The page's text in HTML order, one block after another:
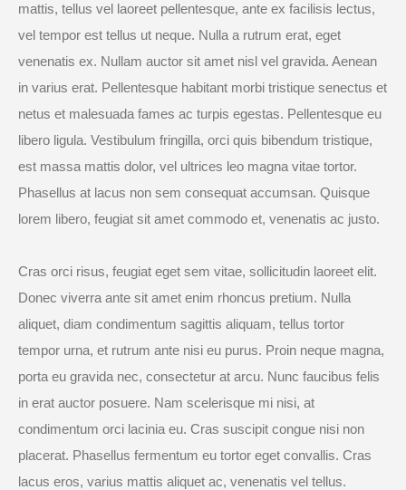
mattis, tellus vel laoreet pellentesque, ante ex facilisis lectus,
vel tempor est tellus ut neque. Nulla a rutrum erat, eget
venenatis ex. Nullam auctor sit amet nisl vel gravida. Aenean
in varius erat. Pellentesque habitant morbi tristique senectus et
netus et malesuada fames ac turpis egestas. Pellentesque eu
libero ligula. Vestibulum fringilla, orci quis bibendum tristique,
est massa mattis dolor, vel ultrices leo magna vitae tortor.
Phasellus at lacus non sem consequat accumsan. Quisque
lorem libero, feugiat sit amet commodo et, venenatis ac justo.
Cras orci risus, feugiat eget sem vitae, sollicitudin laoreet elit.
Donec viverra ante sit amet enim rhoncus pretium. Nulla
aliquet, diam condimentum sagittis aliquam, tellus tortor
tempor urna, et rutrum ante nisi eu purus. Proin neque magna,
porta eu gravida nec, consectetur at arcu. Nunc faucibus felis
in erat auctor posuere. Nam scelerisque mi nisi, at
condimentum orci lacinia eu. Cras suscipit congue nisi non
placerat. Phasellus fermentum eu tortor eget convallis. Cras
lacus eros, varius mattis aliquet ac, venenatis vel tellus.